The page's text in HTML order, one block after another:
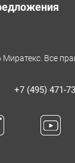
Миратекс. Все
+7 (495) 471-